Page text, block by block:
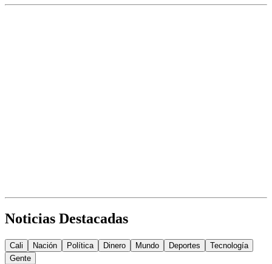
Noticias Destacadas
Cali Nación Política Dinero Mundo Deportes
Tecnología
Gente